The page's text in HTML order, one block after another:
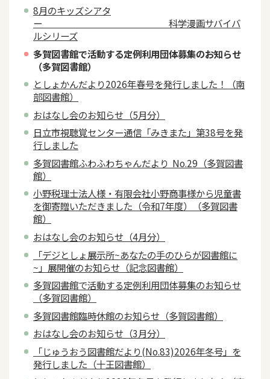
8月のキッズシアタ
ー 科学漫画サバイバ
ルシリーズ
多賀図書館で活動する定例利用団体募集のお知らせ
（多賀図書館）
としょかんだより2026年春号を発行しました！（南
部図書館）
おはなし会のお知らせ（5月分）
日立市視聴覚センター通信「みきまた」第38号を発
行しました
多賀図書館ふわふわちゃんだより No.29（多賀図書
館）
小野税理士法人様・有限会社小野商事様から児童書
を御寄贈いただきました（令和7年度）（多賀図書
館）
おはなし会のお知らせ（4月分）
「デジとしょ展示所~あなたの手のひらが図書館に
~」展開催のお知らせ（記念図書館）
多賀図書館で活動する定例利用団体募集のお知らせ
（多賀図書館）
多賀図書館臨時休館のお知らせ（多賀図書館）
おはなし会のお知らせ（3月分）
「じゅうおう図書館だより(No.83)2026年冬号」を
発行しました（十王図書館）